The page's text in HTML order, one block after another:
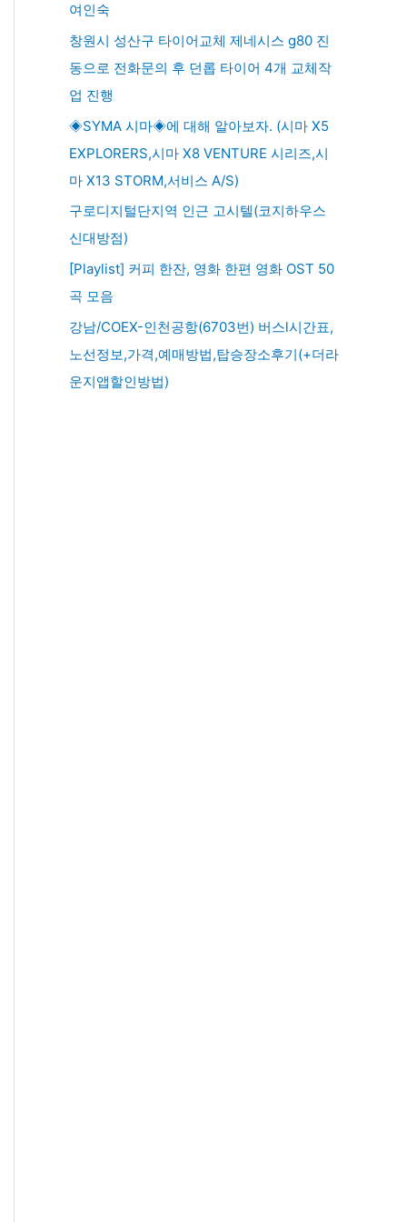
여인숙
창원시 성산구 타이어교체 제네시스 g80 진
동으로 전화문의 후 던롭 타이어 4개 교체작
업 진행
◈SYMA 시마◈에 대해 알아보자. (시마 X5
EXPLORERS,시마 X8 VENTURE 시리즈,시
마 X13 STORM,서비스 A/S)
구로디지털단지역 인근 고시텔(코지하우스
신대방점)
[Playlist] 커피 한잔, 영화 한편 영화 OST 50
곡 모음
강남/COEX-인천공항(6703번) 버스l시간표,
노선정보,가격,예매방법,탑승장소후기(+더라
운지앱할인방법)